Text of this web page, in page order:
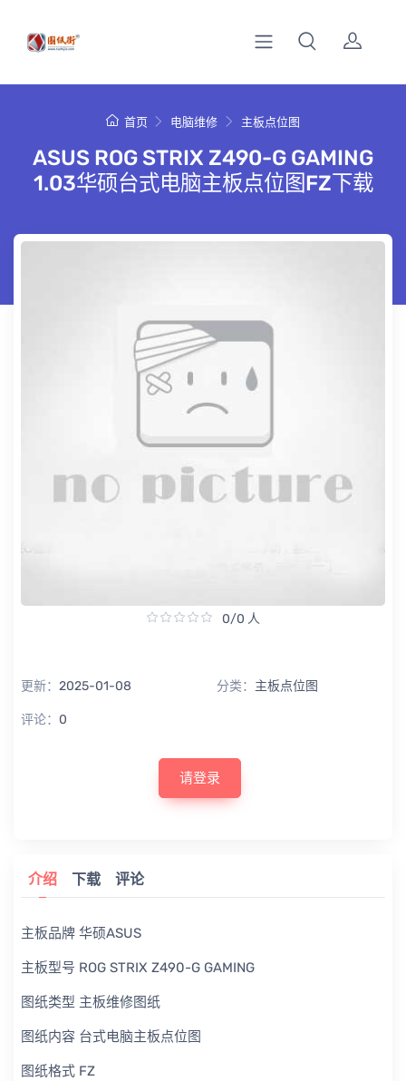
首页 电脑维修 主板点位图
ASUS ROG STRIX Z490-G GAMING
1.03华硕台式电脑主板点位图FZ下载
0/0 人
更新： 2025-01-08 分类： 主板点位图
评论： 0
请登录
介绍 下载 评论
主板品牌 华硕ASUS
主板型号 ROG STRIX Z490-G GAMING
图纸类型 主板维修图纸
图纸内容 台式电脑主板点位图
图纸格式 FZ